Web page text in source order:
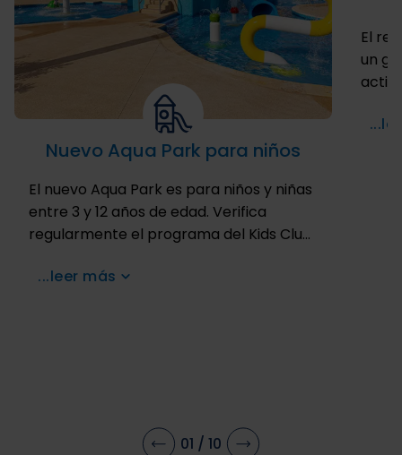
Nuevo Aqua Park para niños
El nuevo Aqua Park es para niños y niñas
entre 3 y 12 años de edad. Verifica
regularmente el programa del Kids Club
los juegos y deportes acuáticos que
...leer más
El
un
01 / 10